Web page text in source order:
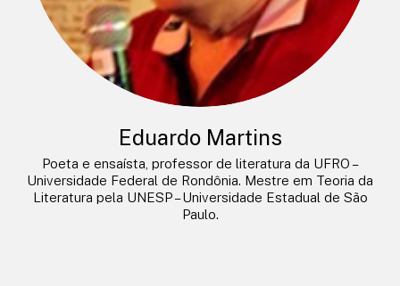
Eduardo Martins
Poeta e ensaísta, professor de literatura da UFRO –
Universidade Federal de Rondônia. Mestre em Teoria da
Literatura pela UNESP – Universidade Estadual de São
Paulo.